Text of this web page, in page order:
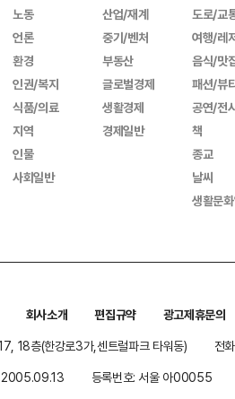
노동
언론
환경
인권/복지
식품/의료
지역
인물
사회일반
산업/재계
중기/벤처
부동산
글로벌경제
생활경제
경제일반
도로/교
여행/레
음식/맛
패션/뷰
공연/전
책
종교
날씨
생활문
회사소개 편집규약
광고제휴문의
18층(한강로3가,센트럴파크 타워동)
전
2005.09.13 등록번호: 서울 아00055